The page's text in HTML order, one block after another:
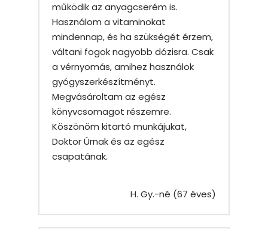
működik az anyagcserém is.
Használom a vitaminokat
mindennap, és ha szükségét érzem,
váltani fogok nagyobb dózisra. Csak
a vérnyomás, amihez használok
gyógyszerkészítményt.
Megvásároltam az egész
könyvcsomagot részemre.
Köszönöm kitartó munkájukat,
Doktor Úrnak és az egész
csapatának.
H. Gy.-né (67 éves)